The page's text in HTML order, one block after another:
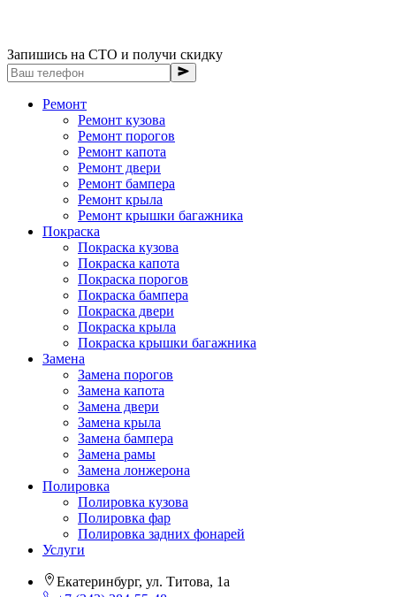
Запишись на СТО и получи скидку
Ремонт
Ремонт кузова
Ремонт порогов
Ремонт капота
Ремонт двери
Ремонт бампера
Ремонт крыла
Ремонт крышки багажника
Покраска
Покраска кузова
Покраска капота
Покраска порогов
Покраска бампера
Покраска двери
Покраска крыла
Покраска крышки багажника
Замена
Замена порогов
Замена капота
Замена двери
Замена крыла
Замена бампера
Замена рамы
Замена лонжерона
Полировка
Полировка кузова
Полировка фар
Полировка задних фонарей
Услуги
Екатеринбург, ул. Титова, 1а